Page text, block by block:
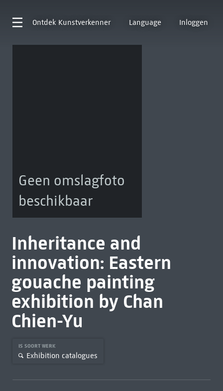
Ontdek Kunstverkenner Language Inloggen
Geen omslagfoto
beschikbaar
Inheritance and
innovation: Eastern
gouache painting
exhibition by Chan
Chien-Yu
IS SOORT WERK
Exhibition catalogues